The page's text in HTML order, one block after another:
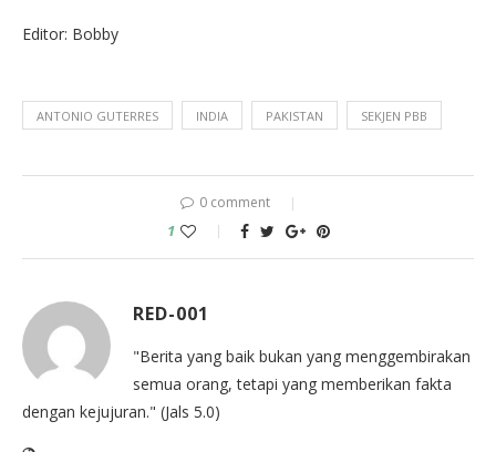
Editor: Bobby
ANTONIO GUTERRES INDIA PAKISTAN SEKJEN PBB
0 comment
1
RED-001
"Berita yang baik bukan yang menggembirakan
semua orang, tetapi yang memberikan fakta
dengan kejujuran." (Jals 5.0)